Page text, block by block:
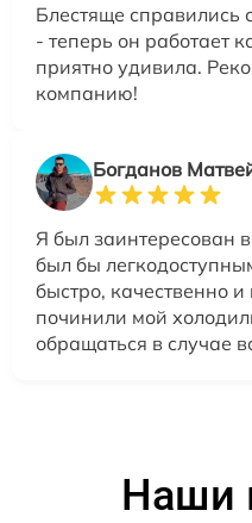
Блестяще справились
- теперь он работает
приятно удивила.
компанию!
Богданов
Я был заинтересован
был бы
быстро, качественно
починили мой
обращаться в случае
Наши